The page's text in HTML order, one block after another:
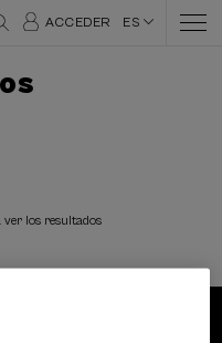
ACCEDER ES
los resultados